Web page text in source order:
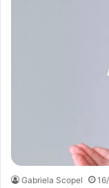
Gabriela Scopel